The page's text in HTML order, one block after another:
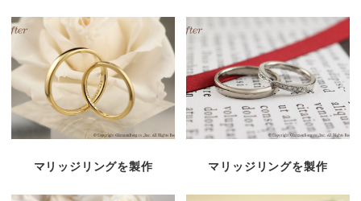
マリッジリングを製作 マリッジリングを製作